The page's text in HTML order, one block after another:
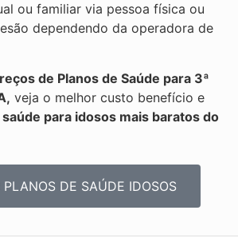
ou familiar via pessoa física ou
dependendo da operadora de
de Planos de Saúde para 3ª
veja o melhor custo benefício e
para idosos mais baratos do
PLANOS DE SAÚDE IDOSOS